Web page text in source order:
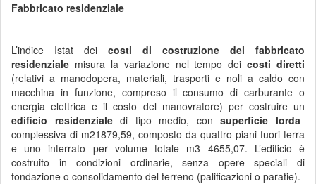
Fabbricato residenziale
L’indice Istat dei costi di costruzione del fabbricato
residenziale misura la variazione nel tempo dei costi diretti
(relativi a manodopera, materiali, trasporti e noli a caldo con
macchina in funzione, compreso il consumo di carburante o
energia elettrica e il costo del manovratore) per costruire un
edificio residenzialedi tipo medio, con superficie lorda
complessiva di m21879,59, composto da quattro piani fuori terra
e uno interrato per volume totale m3 4655,07. L’edificio è
costruito in condizioni ordinarie, senza opere speciali di
fondazione o consolidamento del terreno (palificazioni o paratie).